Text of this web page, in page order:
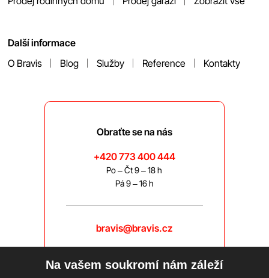
Další informace
O Bravis
Blog Služby Reference Kontakty
Obraťte se na nás
+420 773 400 444
Po – Čt 9 – 18 h
Pá 9 – 16 h
bravis@bravis.cz
Na vašem soukromí nám záleží